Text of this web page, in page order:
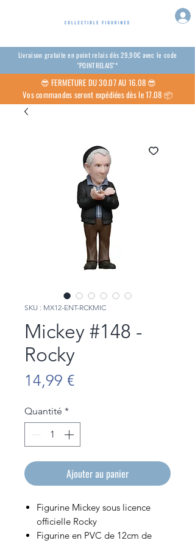
Livraison gratuite en point relais dès 29,90€ avec le code
"POINTRELAIS"*
😎FERMETURE DU 30.07 AU 16.08 😎
Vos commandes seront expédiées dès le 17.08 📦
SKU : MX12-ENT-RCKMIC
Mickey #148 -
Rocky
14,99 €Prix
Quantité *
Ajouter au panier
Figurine Mickey sous licence
officielle Rocky
Figurine en PVC de 12cm de